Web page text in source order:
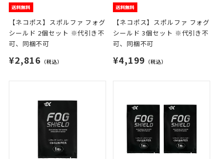
【ネコポス】スポルファ フォグ
シールド 2個セット ※代引き不
可、同梱不可
¥2,816 （税込）
【ネコポス】スポルファ フォグ
シールド 3個セット ※代引き不
可、同梱不可
¥4,199 （税込）